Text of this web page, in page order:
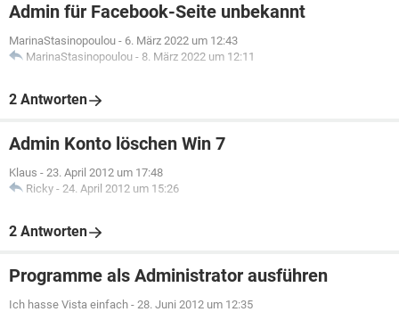
Admin für Facebook-Seite unbekannt
MarinaStasinopoulou - 6. März 2022 um 12:43
MarinaStasinopoulou - 8. März 2022 um 12:11
2 Antworten
Admin Konto löschen Win 7
Klaus - 23. April 2012 um 17:48
Ricky - 24. April 2012 um 15:26
2 Antworten
Programme als Administrator ausführen
Ich hasse Vista einfach - 28. Juni 2012 um 12:35